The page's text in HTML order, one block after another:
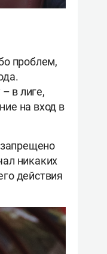
проблем,
в лиге,
на вход в
никаких
действия